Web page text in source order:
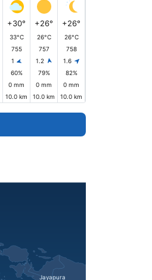
+30° +26° +26°
33°C 26°C
26°C
755 757
758
1 1.2
1.6
60% 79%
82%
0 mm 0 mm
0 mm
10.0 km 10.0 km 10.0 km